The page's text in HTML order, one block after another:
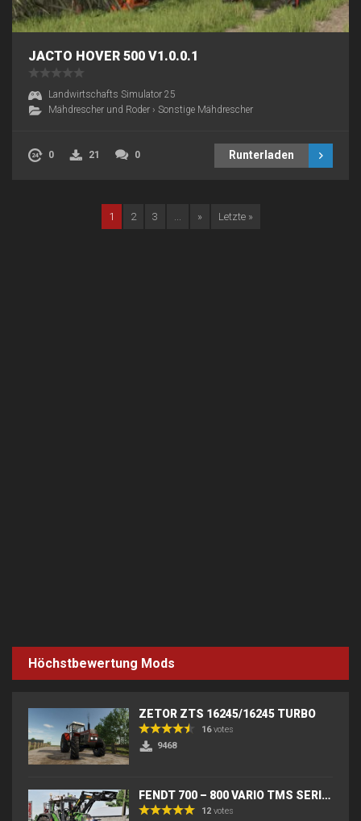
JACTO HOVER 500 V1.0.0.1
Landwirtschafts Simulator 25
Mähdrescher und Roder › Sonstige Mähdrescher
0 21 0 Runterladen
1 2 3 » Letzte »
Höchstbewertung Mods
ZETOR ZTS 16245/16245 TURBO
16votes
9468
FENDT 700 – 800 VARIO TMS SERIES (IC) V2
12 votes